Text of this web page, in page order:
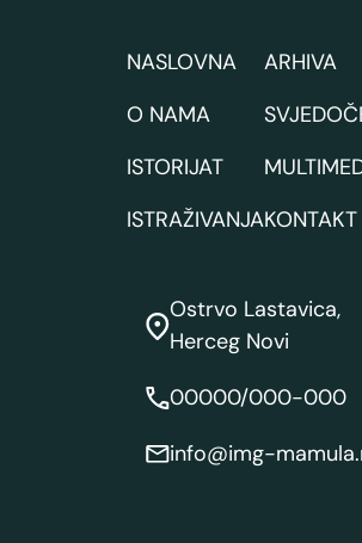
NASLOVNA
O NAMA
ISTORIJAT
ISTRAŽIVANJA
ARHIVA
KONTAKT
Ostrvo Lastavica,
Herceg Novi
00000/000-000
info@img-